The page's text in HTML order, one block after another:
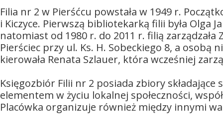
Filia nr 2 w Pierśćcu powstała w 1949 r.
i Kiczyce. Pierwszą bibliotekarką filii była Olga
natomiast od 1980 r. do 2011 r. filią
Pierściec przy ul. Ks. H. Sobeckiego 8, a osobą
kierowała Renata Szlauer, która wcześniej
Księgozbiór Filii nr 2 posiada zbiory
elementem w życiu lokalnej społeczności,
Placówka organizuje również między innymi